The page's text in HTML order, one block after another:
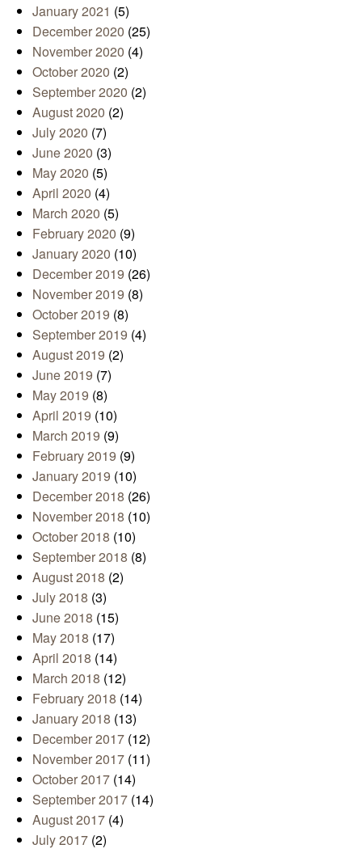
January 2021 (5)
December 2020 (25)
November 2020 (4)
October 2020 (2)
September 2020 (2)
August 2020 (2)
July 2020 (7)
June 2020 (3)
May 2020 (5)
April 2020 (4)
March 2020 (5)
February 2020 (9)
January 2020 (10)
December 2019 (26)
November 2019 (8)
October 2019 (8)
September 2019 (4)
August 2019 (2)
June 2019 (7)
May 2019 (8)
April 2019 (10)
March 2019 (9)
February 2019 (9)
January 2019 (10)
December 2018 (26)
November 2018 (10)
October 2018 (10)
September 2018 (8)
August 2018 (2)
July 2018 (3)
June 2018 (15)
May 2018 (17)
April 2018 (14)
March 2018 (12)
February 2018 (14)
January 2018 (13)
December 2017 (12)
November 2017 (11)
October 2017 (14)
September 2017 (14)
August 2017 (4)
July 2017 (2)